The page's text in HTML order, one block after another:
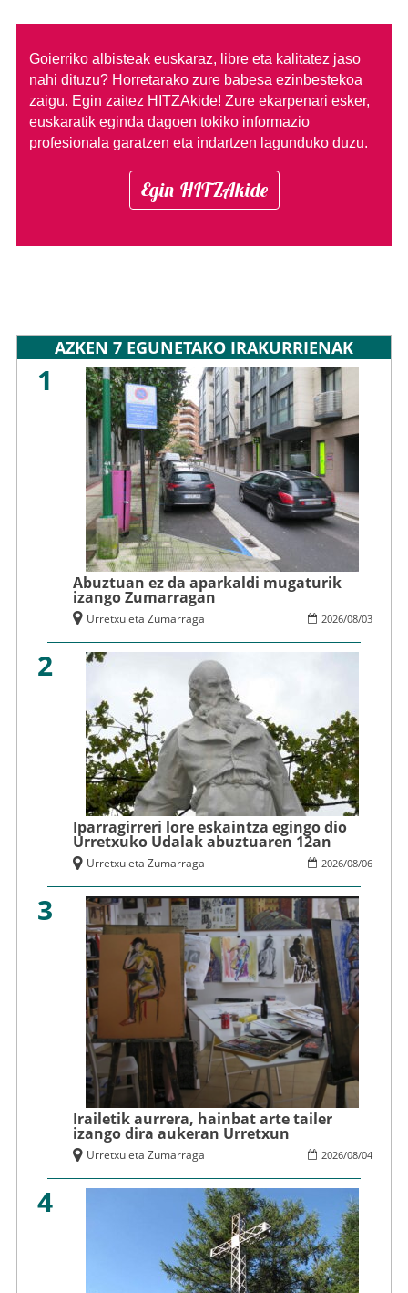
Goierriko albisteak euskaraz, libre eta kalitatez jaso
nahi dituzu? Horretarako zure babesa ezinbestekoa
zaigu. Egin zaitez HITZAkide! Zure ekarpenari esker,
euskaratik eginda dagoen tokiko informazio
profesionala garatzen eta indartzen lagunduko duzu.
Egin HITZAkide
AZKEN 7 EGUNETAKO IRAKURRIENAK
1
Abuztuan ez da aparkaldi mugaturik
izango Zumarragan
2026/08/03
Urretxu eta Zumarraga
2
Iparragirreri lore eskaintza egingo dio
Urretxuko Udalak abuztuaren 12an
2026/08/06
Urretxu eta Zumarraga
3
Irailetik aurrera, hainbat arte tailer
izango dira aukeran Urretxun
2026/08/04
Urretxu eta Zumarraga
4